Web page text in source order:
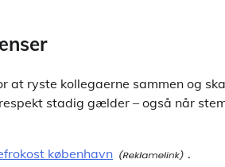
at ryste kollegaerne sammen og
stadig gælder – også når
københavn
.